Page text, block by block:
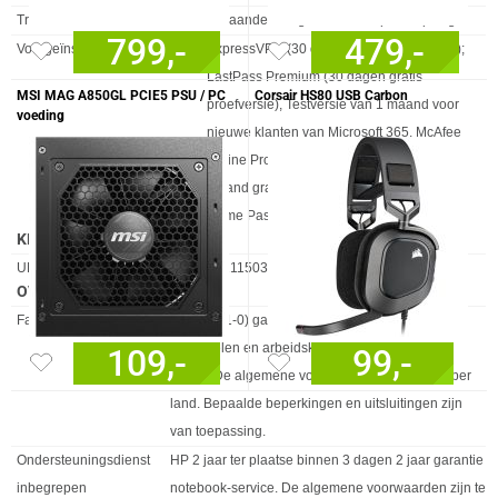
Trial-software
3 maanden lang 100 GB Dropbox-opslag
Voorgeïnstalleerde software
ExpressVPN (30 dagen gratis proefversie);
LastPass Premium (30 dagen gratis
proefversie), Testversie van 1 maand voor
nieuwe klanten van Microsoft 365, McAfee
Online Protection, 30 dagen evaluatie; 1
maand gratis proefversie van Adobe; PC
Game Pass, 3 maanden evaluatie
KENMERKEN
Eigenschap Waarde
UNSPSC-code 43211503
OVERIGE SPECIFICATIES
Eigenschap Waarde
Fabrieksgarantie
1 jaar (1-1-0) garantie omvat 1 jaar garantie op
onderdelen en arbeidskosten. Geen reparatie
onsite. De algemene voorwaarden verschillen per
land. Bepaalde beperkingen en uitsluitingen zijn
van toepassing.
Ondersteuningsdienst
inbegrepen
HP 2 jaar ter plaatse binnen 3 dagen 2 jaar garantie
notebook-service. De algemene voorwaarden zijn te
799,- 479,-
MSI MAG A850GL PCIE5 PSU / PC
voeding
109,-
Corsair HS80 USB Carbon
99,-